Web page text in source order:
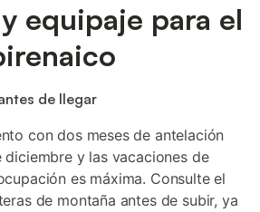
equipaje para el
de llegar
con dos meses de antelación
diciembre y las vacaciones de
es máxima. Consulte el
de montaña antes de subir, ya